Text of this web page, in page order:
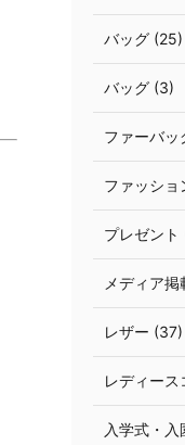
バッグ (25)
バッグ (3)
ファーバッ
ファッショ
プレゼント
メディア
レザー (37)
レディー
入学式・